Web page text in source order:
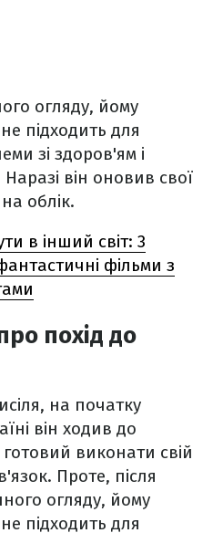
огляду, йому
підходить для
зі здоров'ям і
він оновив свої
облік.
в інший світ: 3
фільми з
похід до
на початку
він ходив до
готовий виконати свій
Проте, після
огляду, йому
підходить для